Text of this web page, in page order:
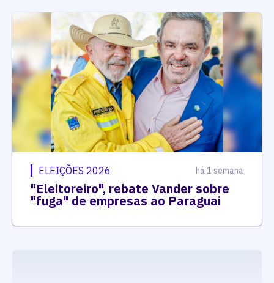
ELEIÇÕES 2026 há 1 semana
"Eleitoreiro", rebate Vander sobre
"fuga" de empresas ao Paraguai